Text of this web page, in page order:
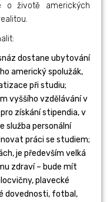
o životě amerických
dostane ubytování
americký spolužák,
při studiu;
vyššího vzdělávání v
získání stipendia, v
služba personální
práci se studiem;
je především velká
zdraví – bude mít
plavecké
dovednosti, fotbal,